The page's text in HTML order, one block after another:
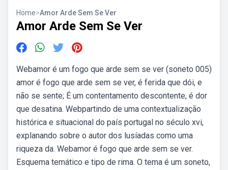
Home>Amor Arde Sem Se Ver
Amor Arde Sem Se Ver
Webamor é um fogo que arde sem se ver (soneto 005)
amor é fogo que arde sem se ver, é ferida que dói, e
não se sente; É um contentamento descontente, é dor
que desatina. Webpartindo de uma contextualização
histórica e situacional do país portugal no século xvi,
explanando sobre o autor dos lusíadas como uma
riqueza da. Webamor é fogo que arde sem se ver.
Esquema temático e tipo de rima. O tema é um soneto,